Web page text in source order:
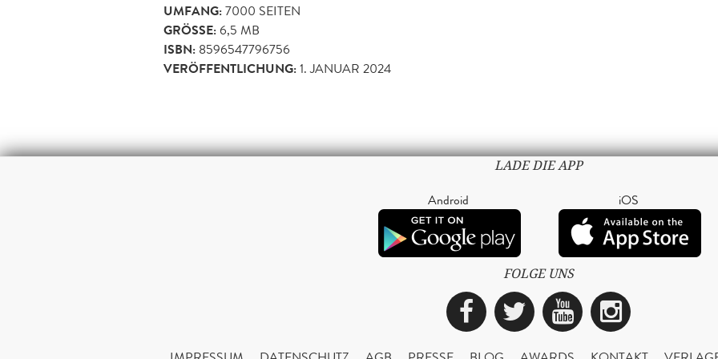
UMFANG:7000 SEITEN
GRÖSSE: 6,5 MB
ISBN: 8596547796756
VERÖFFENTLICHUNG:1. JANUAR 2024
LADE DIE APP
Android iOS
FOLGE UNS
Facebook
TwitterYouTubeInstagram